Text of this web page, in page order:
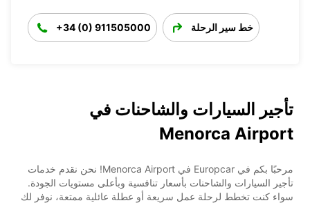
+34 (0) 911505000 خط سير الرحلة
تأجير السيارات والشاحنات في
Menorca Airport
مرحبًا بكم في Europcar في Menorca Airport! نحن نقدم خدمات
تأجير السيارات والشاحنات بأسعار تنافسية وبأعلى مستويات الجودة.
سواء كنت تخطط لرحلة عمل سريعة أو عطلة عائلية ممتعة، نوفر لك